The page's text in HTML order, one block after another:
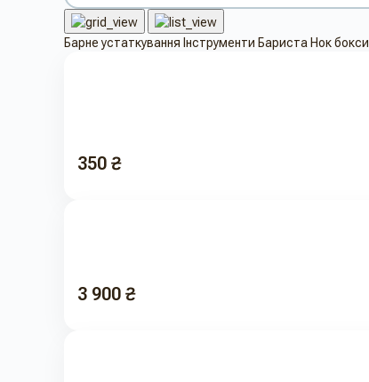
Барне устаткування Інструменти Бариста Нок бокси
350 ₴
3 900 ₴